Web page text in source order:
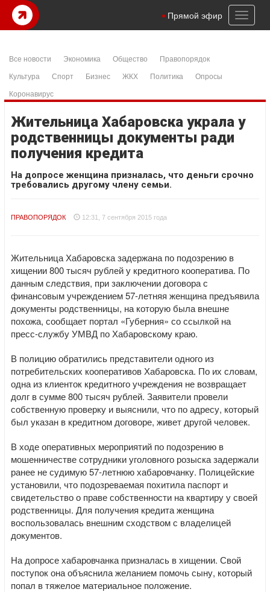
Toggle
Прямой эфир
Все новости Экономика Общество
Правопорядок
Культура
Спорт Бизнес ЖКХ Политика
Опросы
Коронавирус
Жительница Хабаровска украла у
родственницы документы ради
получения кредита
На допросе женщина призналась, что деньги срочно
требовались другому члену семьи.
ПРАВОПОРЯДОК 12:31, 7 сентября 2015 года
Жительница Хабаровска задержана по подозрению в
хищении 800 тысяч рублей у кредитного кооператива. По
данным следствия, при заключении договора с
финансовым учреждением 57-летняя женщина предъявила
документы родственницы, на которую была внешне
похожа, сообщает портал «Губерния» со ссылкой на
пресс-службу УМВД по Хабаровскому краю.
В полицию обратились представители одного из
потребительских кооперативов Хабаровска. По их словам,
одна из клиенток кредитного учреждения не возвращает
долг в сумме 800 тысяч рублей. Заявители провели
собственную проверку и выяснили, что по адресу, который
был указан в кредитном договоре, живет другой человек.
В ходе оперативных мероприятий по подозрению в
мошенничестве сотрудники уголовного розыска задержали
ранее не судимую 57-летнюю хабаровчанку. Полицейские
установили, что подозреваемая похитила паспорт и
свидетельство о праве собственности на квартиру у своей
родственницы. Для получения кредита женщина
воспользовалась внешним сходством с владелицей
документов.
На допросе хабаровчанка призналась в хищении. Свой
поступок она объяснила желанием помочь сыну, который
попал в тяжелое материальное положение.